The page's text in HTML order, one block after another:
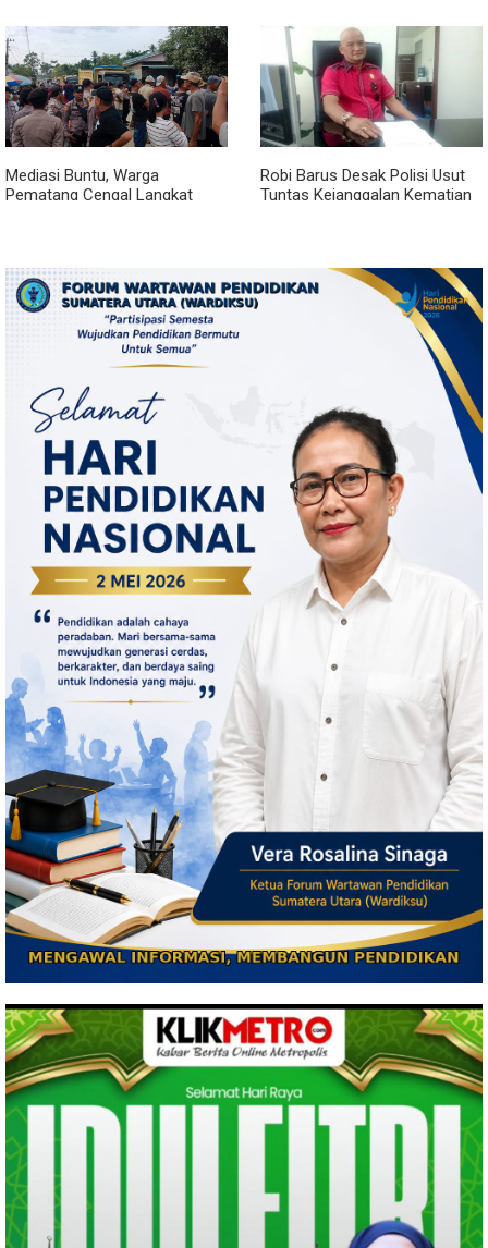
Sentang
Curhat
Mediasi Buntu, Warga
Pematang Cengal Langkat
Robi Barus Desak Polisi Usut
Tuntas Kejanggalan Kematian